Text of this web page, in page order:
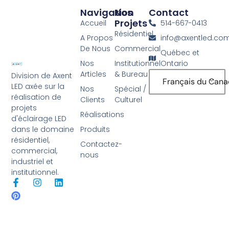
Division de Axent
LED axée sur la
réalisation de
projets
d'éclairage LED
dans le domaine
résidentiel,
commercial,
industriel et
institutionnel.
F
a
c
I L
P
i
n
Nos
Projets
Résidentiel
Commercial
Institutionnel
& Bureau
Spécial /
Culturel
Navigation
Accueil
A Propos
De Nous
Nos
Articles
Nos
Clients
Réalisations
Produits
Contactez-
nous
Contact
514-667-0413
Québec et
Ontario
Français du